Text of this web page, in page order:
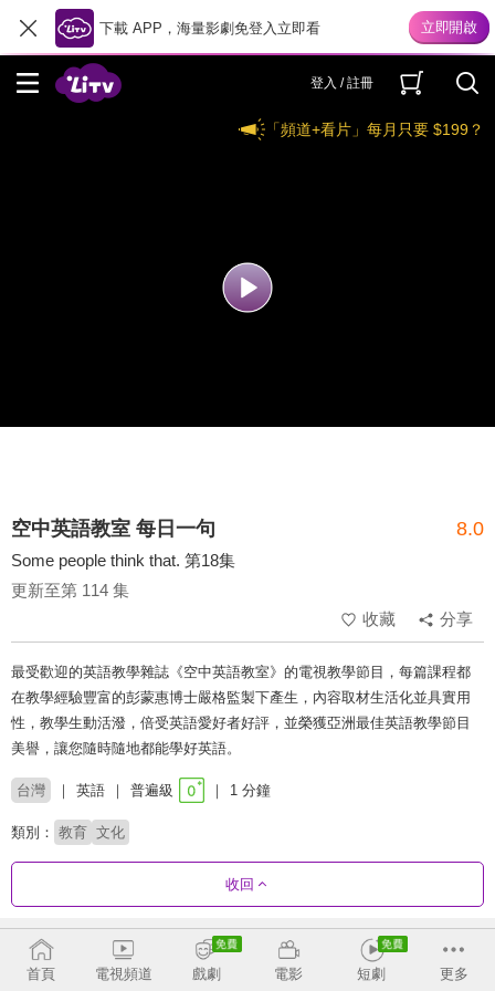
下載 APP，海量影劇免登入立即看
登入 / 註冊
「頻道+看片」每月只要 $199？
空中英語教室 每日一句 8.0
Some people think that. 第18集
更新至第 114 集
收藏
分享
最受歡迎的英語教學雜誌《空中英語教室》的電視教學節目，每篇課程都
在教學經驗豐富的彭蒙惠博士嚴格監製下產生，內容取材生活化並具實用
性，教學生動活潑，倍受英語愛好者好評，並榮獲亞洲最佳英語教學節目
美譽，讓您隨時隨地都能學好英語。
台灣 英語 普遍級 1 分鐘
類別： 教育 文化
收回
劇集列表 反序
首頁 電視頻道 戲劇 電影 短劇 更多